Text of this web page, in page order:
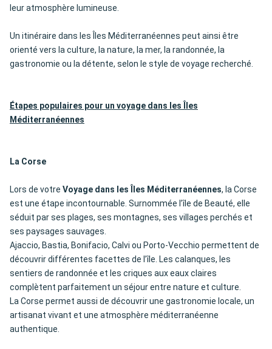
leur atmosphère lumineuse.
Un itinéraire dans les Îles Méditerranéennes peut ainsi être
orienté vers la culture, la nature, la mer, la randonnée, la
gastronomie ou la détente, selon le style de voyage recherché.
Étapes populaires pour un voyage dans les Îles
Méditerranéennes
La Corse
Lors de votre Voyage dans les Îles Méditerranéennes, la Corse
est une étape incontournable. Surnommée l’île de Beauté, elle
séduit par ses plages, ses montagnes, ses villages perchés et
ses paysages sauvages.
Ajaccio, Bastia, Bonifacio, Calvi ou Porto-Vecchio permettent de
découvrir différentes facettes de l’île. Les calanques, les
sentiers de randonnée et les criques aux eaux claires
complètent parfaitement un séjour entre nature et culture.
La Corse permet aussi de découvrir une gastronomie locale, un
artisanat vivant et une atmosphère méditerranéenne
authentique.